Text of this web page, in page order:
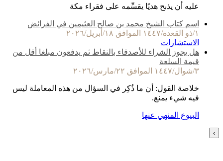
عليه أن يذبح هديًا يقسِّمه على فقراء مكة
اسم كتاب الشيخ محمد بن صالح العثيمين في الفرائض
١/ذو القعدة/١٤٤٧ الموافق ١٨/أبريل/٢٠٢٦
الاستشارات
هل يجوز الشراء للأصدقاء بالنقاط ثم يدفعون مبلغا أقل من
قيمة السلعة
٣/شوال/١٤٤٧ الموافق ٢٢/مارس/٢٠٢٦
خلاصة القول: أن ما ذُكِر في السؤال من هذه المعاملة ليس
فيه شيء يمنع.
البيوع المنهي عنها
›